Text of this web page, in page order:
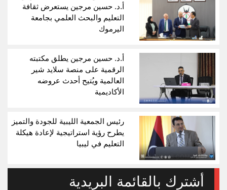
أ.د. حسين مرجين يستعرض ثقافة
التعليم والبحث العلمي بجامعة
اليرموك
أ.د. حسين مرجين يطلق مكتبته
الرقمية على منصة سلايد شير
العالمية ويُتيح أحدث عروضه
الأكاديمية
رئيس الجمعية الليبية للجودة والتميز
يطرح رؤية استراتيجية لإعادة هيكلة
التعليم في ليبيا
أشترك بالقائمة البريدية